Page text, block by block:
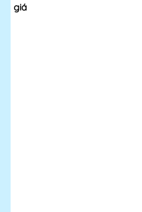
giá